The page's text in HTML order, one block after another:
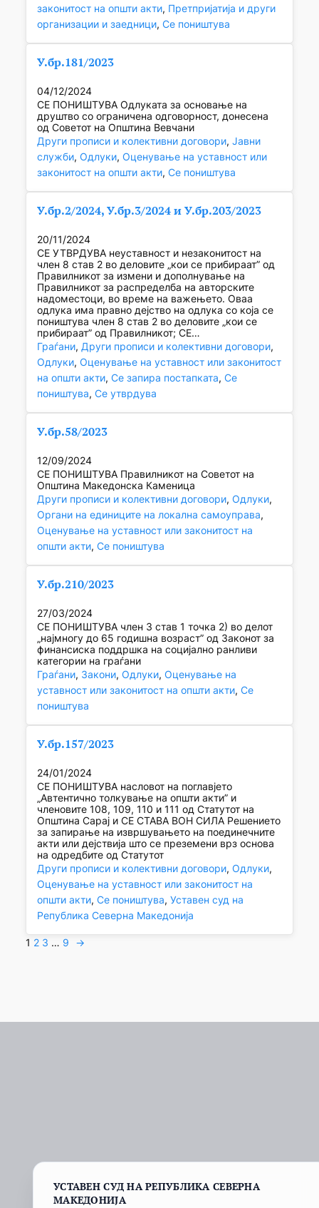
законитост на општи акти, Претпријатија и други
организации и заедници, Се поништува
У.бр.181/2023
04/12/2024
СЕ ПОНИШТУВА Одлуката за основање на
друштво со ограничена одговорност, донесена
од Советот на Општина Вевчани
Други прописи и колективни договори, Јавни
служби, Одлуки, Оценување на уставност или
законитост на општи акти, Се поништува
У.бр.2/2024, У.бр.3/2024 и У.бр.203/2023
20/11/2024
СЕ УТВРДУВА неуставност и незаконитост на
член 8 став 2 во деловите „кои се прибираат” од
Правилникот за измени и дополнување на
Правилникот за распределба на авторските
надоместоци, во време на важењето. Оваа
одлука има правно дејство на одлука со која се
поништува член 8 став 2 во деловите „кои се
прибираат” од Правилникот; СЕ…
Граѓани, Други прописи и колективни договори
Одлуки, Оценување на уставност или законитост
на општи акти, Се запира постапката, Се
поништува, Се утврдува
У.бр.58/2023
12/09/2024
СЕ ПОНИШТУВА Правилникот на Советот на
Општина Македонска Каменица
Други прописи и колективни договори, Одлуки
Органи на единиците на локална самоуправа
Оценување на уставност или законитост на
општи акти, Се поништува
У.бр.210/2023
27/03/2024
СЕ ПОНИШТУВА член 3 став 1 точка 2) во делот
„најмногу до 65 годишна возраст” од Законот за
финансиска поддршка на социјално ранливи
категории на граѓани
Граѓани, Закони, Одлуки, Оценување на
уставност или законитост на општи акти, Се
поништува
У.бр.157/2023
24/01/2024
СЕ ПОНИШТУВА насловот на поглавјето
„Автентично толкување на општи акти” и
членовите 108, 109, 110 и 111 од Статутот на
Општина Сарај и СЕ СТАВА ВОН СИЛА Решението
за запирање на извршувањето на поединечните
акти или дејствија што се преземени врз основа
на одредбите од Статутот
Други прописи и колективни договори, Одлуки
Оценување на уставност или законитост на
општи акти, Се поништува, Уставен суд на
Република Северна Македонија
1 2 3 … 9 →
УСТАВЕН СУД НА РЕПУБЛИКА СЕВЕРНА
МАКЕДОНИЈА